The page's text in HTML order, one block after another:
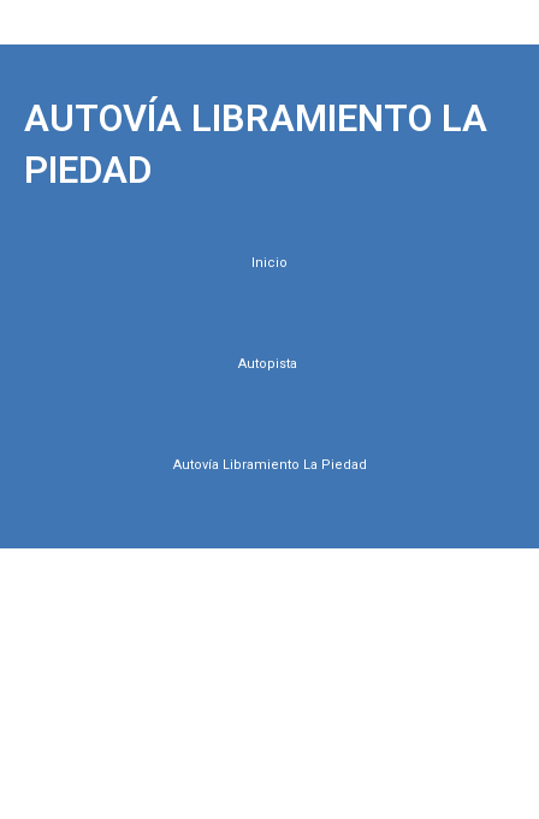
AUTOVÍA LIBRAMIENTO LA
PIEDAD
Inicio
Autopista
Autovía Libramiento La Piedad